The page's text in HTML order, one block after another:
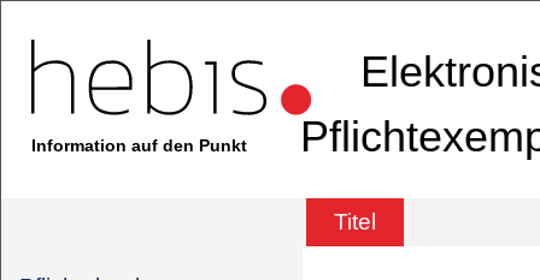
Information auf den Punkt
Titel